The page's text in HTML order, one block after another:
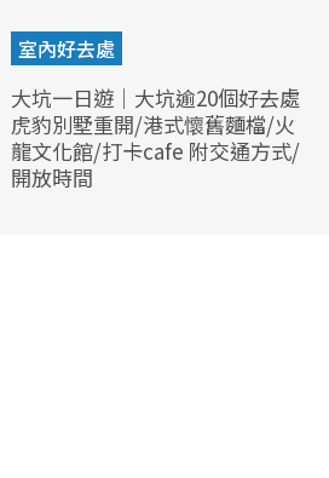
室內好去處
大坑一日遊｜大坑逾20個好去處
虎豹別墅重開/港式懷舊麵檔/火
龍文化館/打卡cafe 附交通方式/
開放時間